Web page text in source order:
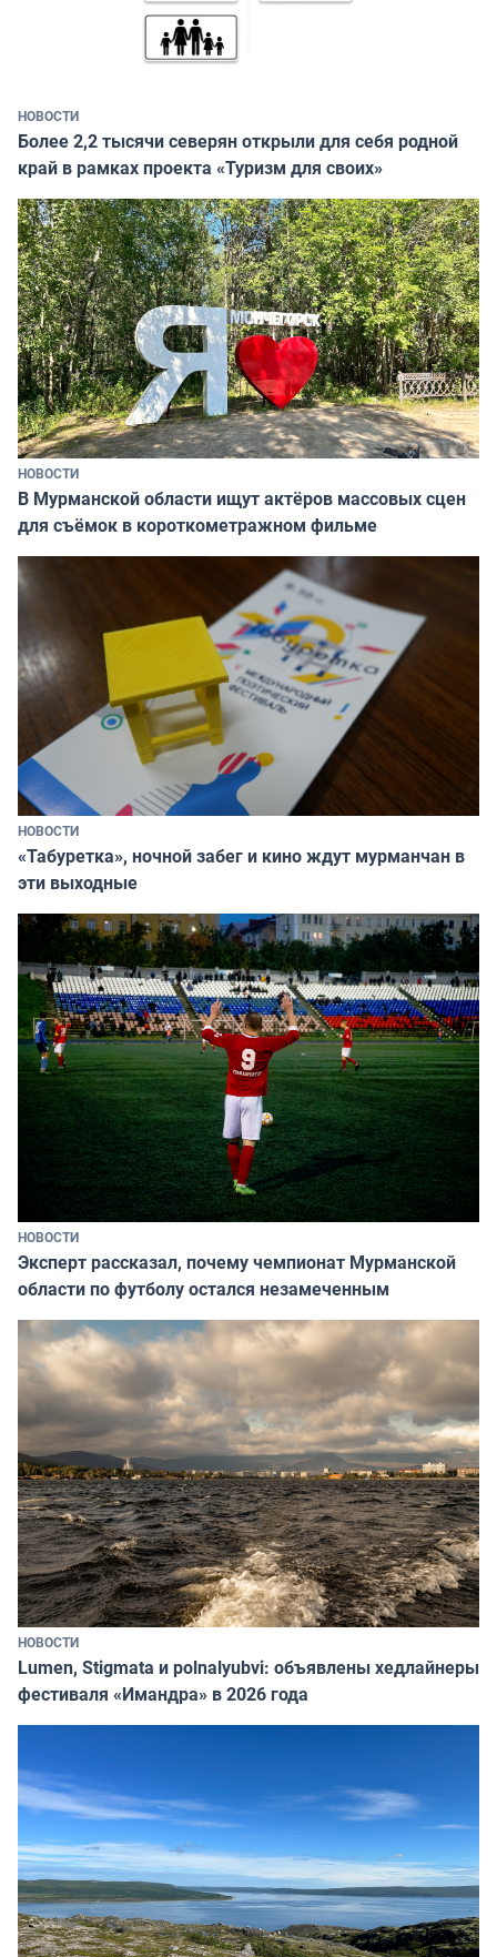
НОВОСТИ
Более 2,2 тысячи северян открыли для себя родной
край в рамках проекта «Туризм для своих»
НОВОСТИ
В Мурманской области ищут актёров массовых сцен
для съёмок в короткометражном фильме
НОВОСТИ
«Табуретка», ночной забег и кино ждут мурманчан в
эти выходные
НОВОСТИ
Эксперт рассказал, почему чемпионат Мурманской
области по футболу остался незамеченным
НОВОСТИ
Lumen, Stigmata и polnalyubvi: объявлены хедлайнеры
фестиваля «Имандра» в 2026 года